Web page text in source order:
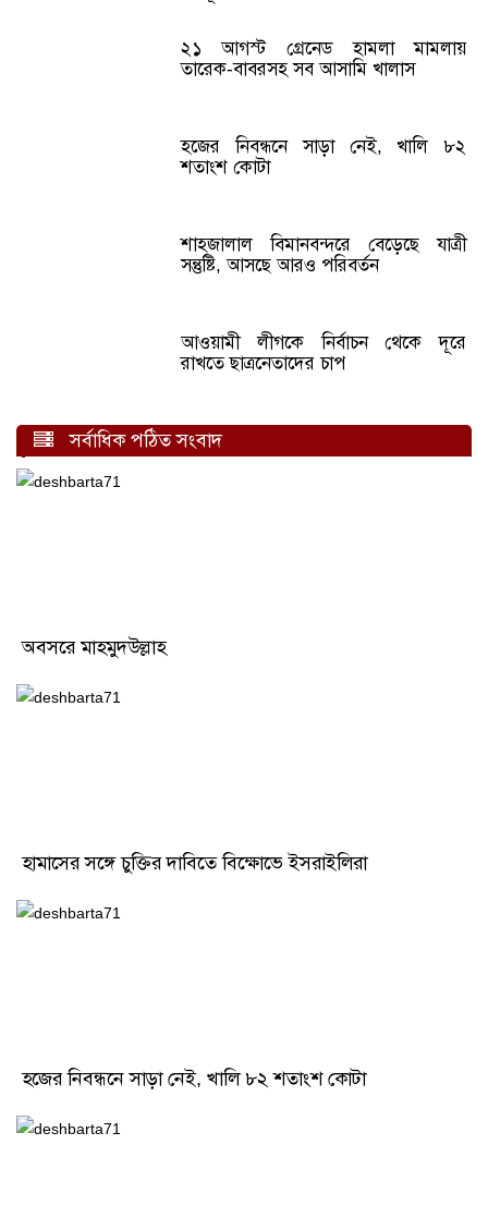
২১ আগস্ট গ্রেনেড হামলা মামলায়
তারেক-বাবরসহ সব আসামি খালাস
হজের নিবন্ধনে সাড়া নেই, খালি ৮২
শতাংশ কোটা
শাহজালাল বিমানবন্দরে বেড়েছে যাত্রী
সন্তুষ্টি, আসছে আরও পরিবর্তন
আওয়ামী লীগকে নির্বাচন থেকে দূরে
রাখতে ছাত্রনেতাদের চাপ
সর্বাধিক পঠিত সংবাদ
অবসরে মাহমুদউল্লাহ
হামাসের সঙ্গে চুক্তির দাবিতে বিক্ষোভে ইসরাইলিরা
হজের নিবন্ধনে সাড়া নেই, খালি ৮২ শতাংশ কোটা